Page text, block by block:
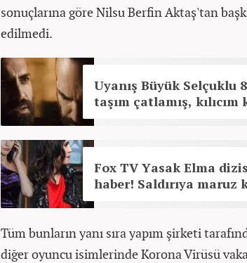
sonuçlarına göre Nilsu Berfin Aktaş'tan
edilmedi.
Uyanış Büyük Selçuklu
taşım çatlamış, kılıcım
Fox TV Yasak Elma
haber! Saldırıya maruz
Tüm bunların yanı sıra yapım şirketi
diğer oyuncu isimlerinde Korona Virüsü